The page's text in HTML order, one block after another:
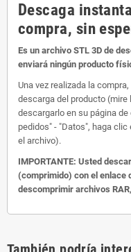
Descaga
compra, sin
Es un archivo STL 3D de
enviará ningún producto
Una vez realizada la
descarga del producto
descargarlo en su página
pedidos" - "Datos", haga
el archivo).
IMPORTANTE: Usted
(comprimido) con el enlace
descomprimir archivos